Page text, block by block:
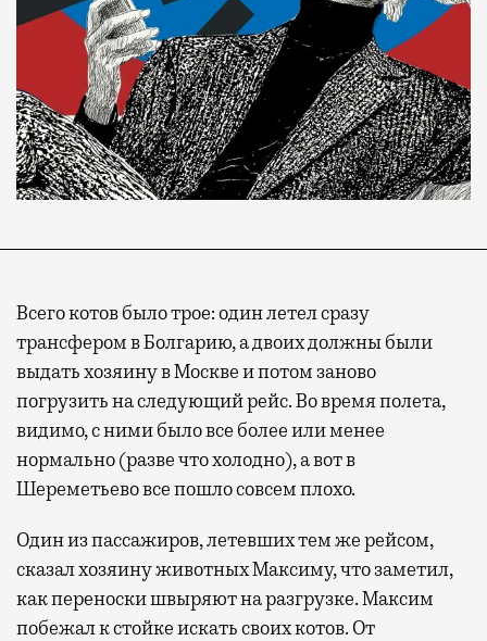
Всего котов было трое: один летел сразу
трансфером в Болгарию, а двоих должны были
выдать хозяину в Москве и потом заново
погрузить на следующий рейс. Во время полета,
видимо, с ними было все более или менее
нормально (разве что холодно), а вот в
Шереметьево все пошло совсем плохо.
Один из пассажиров, летевших тем же рейсом,
сказал хозяину животных Максиму, что заметил,
как переноски швыряют на разгрузке. Максим
побежал к стойке искать своих котов. От